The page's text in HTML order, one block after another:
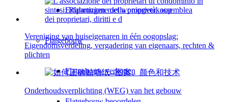
Erfahrungen met woningverkoop
Flatgebouw
Flatgebouw verkopen
Vereniging van huiseigenaren in één oogopslag:
Eigendomsverdeling, vergadering van eigenaars, rechten &
plichten
Onderhoudsverplichting (WEG) van het gebouw